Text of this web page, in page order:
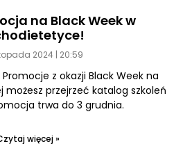
na Black Week w
2024 20:59
z okazji Black Week na
możesz przejrzeć katalog szkoleń
trwa do 3 grudnia.
więcej »